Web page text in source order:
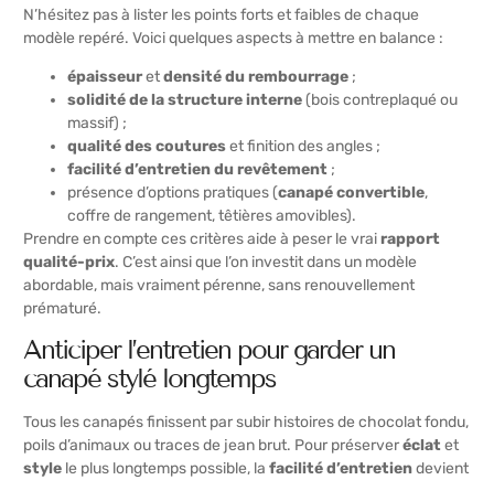
N’hésitez pas à lister les points forts et faibles de chaque
modèle repéré. Voici quelques aspects à mettre en balance :
épaisseuretdensité du rembourrage ;
solidité de la structure interne(bois contreplaqué ou
massif) ;
qualité des coutureset finition des angles ;
facilité d’entretien du revêtement ;
présence d’options pratiques (canapé convertible,
coffre de rangement, têtières amovibles).
Prendre en compte ces critères aide à peser le vrairapport
qualité-prix. C’est ainsi que l’on investit dans un modèle
abordable, mais vraiment pérenne, sans renouvellement
prématuré.
Anticiper l’entretien pour garder un
canapé stylé longtemps
Tous les canapés finissent par subir histoires de chocolat fondu,
poils d’animaux ou traces de jean brut. Pour préserveréclatet
style le plus longtemps possible, la facilité d’entretiendevient